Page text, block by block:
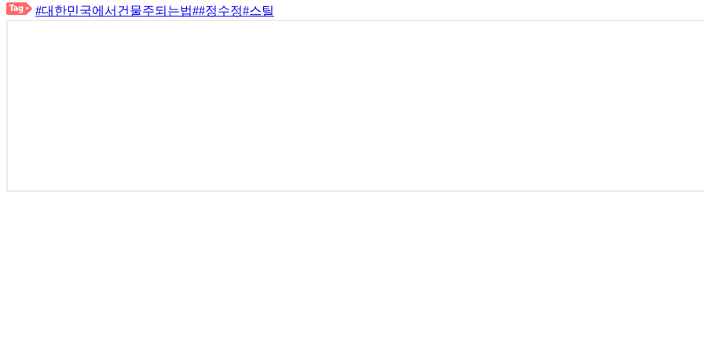
#대한민국에서건물주되는법##정수정#스틸